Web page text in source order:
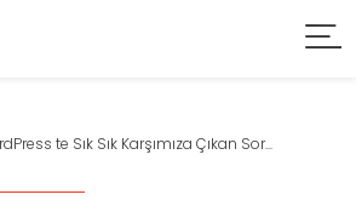
te Sık Sık Karşımıza Çıkan Sor...